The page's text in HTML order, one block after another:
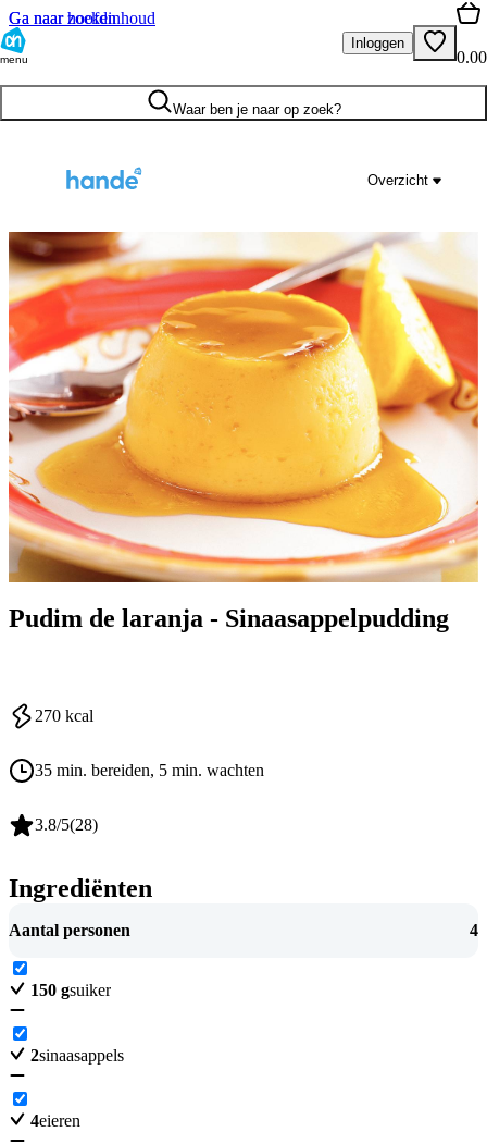
Ga naar hoofdinhoud
Ga naar zoeken
menu
Inloggen
0.00
Waar ben je naar op zoek?
Overzicht
Pudim de laranja - Sinaasappelpudding
270 kcal
35 min. bereiden, 5 min. wachten
3.8/5(28)
Ingrediënten
Aantal personen 4
150 gsuiker
2sinaasappels
4eieren